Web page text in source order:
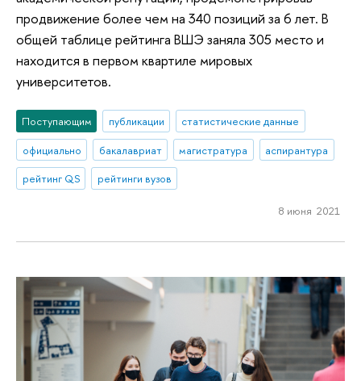
продвижение более чем на 340 позиций за 6 лет. В
общей таблице рейтинга ВШЭ заняла 305 место и
находится в первом квартиле мировых
университетов.
Поступающим публикации
статистические данные
официально
бакалавриат магистратура
аспирантура
рейтинг QS
рейтинги вузов
8 июня 2021